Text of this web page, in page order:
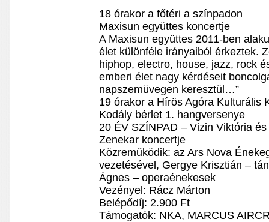
18 órakor a főtéri a színpadon
Maxisun együttes koncertje
A Maxisun együttes 2011-ben
élet különféle irányaiból érkeztek.
hiphop, electro, house, jazz, rock
emberi élet nagy kérdéseit
napszemüvegen keresztül…”
19 órakor a Hírös Agóra Kulturális
Kodály bérlet 1. hangversenye
20 ÉV SZÍNPAD – Vizin Viktória
Zenekar koncertje
Közreműködik: az Ars Nova
vezetésével, Gergye Krisztián –
Ágnes – operaénekesek
Vezényel: Rácz Márton
Belépődíj: 2.900 Ft
Támogatók: NKA, MARCUS